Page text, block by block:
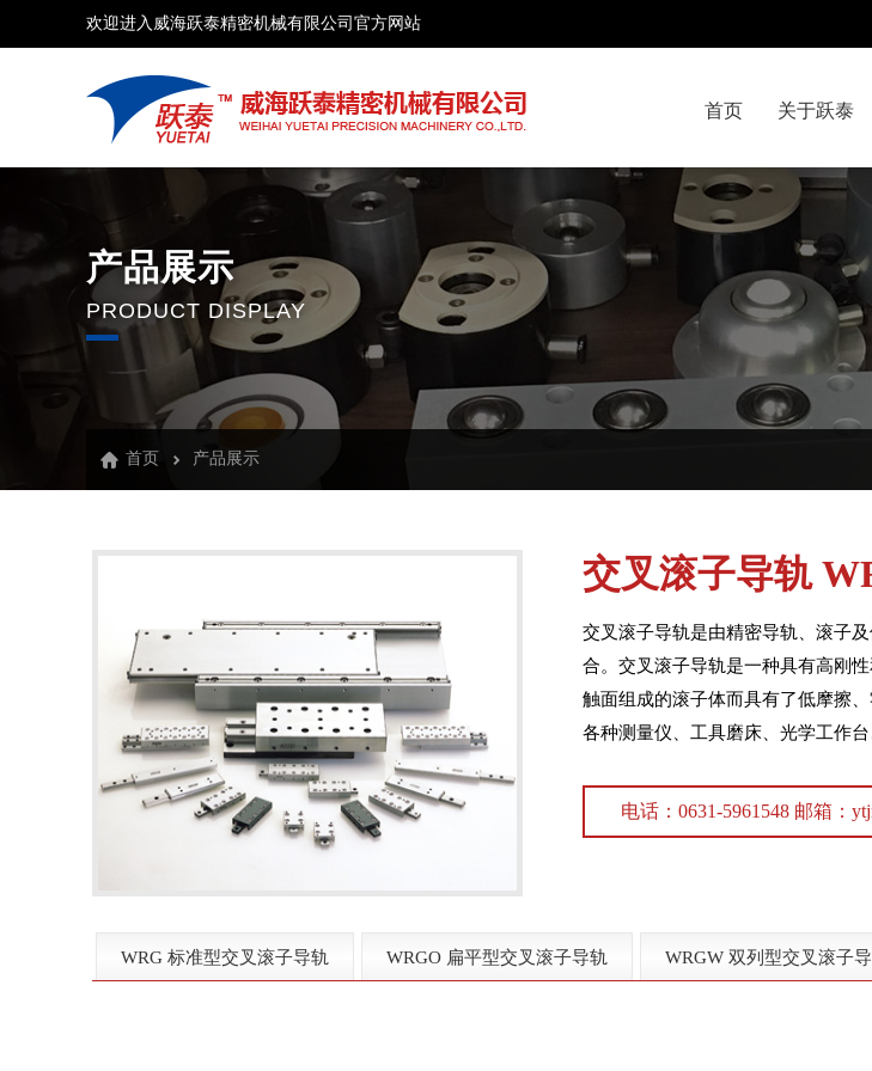
欢迎进入威海跃泰精密机械有限公司官方网站
首页 关于跃泰
产品展示
PRODUCT DISPLAY
首页 产品展示
交叉滚子导轨
交叉滚子导轨是由精密导轨、滚子
合。交叉滚子导轨是一种具有高刚
触面组成的滚子体而具有了低摩擦
各种测量仪、工具磨床、光学工作
电话：0631-5961548 邮箱：
WRG 标准型交叉滚子导轨 WRGO 扁平型交叉滚子导轨 WRGW 双列型交叉滚子